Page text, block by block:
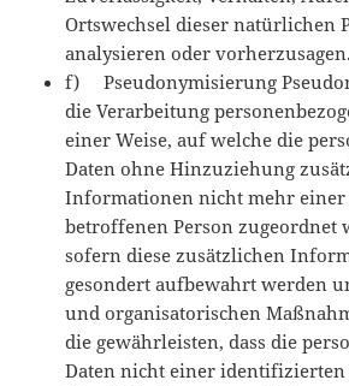
Ortswechsel dieser natürlichen
analysieren oder vorherzusagen.
f) Pseudonymisierung
die Verarbeitung
einer Weise, auf welche die
Daten ohne Hinzuziehung
Informationen nicht mehr einer
betroffenen Person zugeordnet
sofern diese zusätzlichen
gesondert aufbewahrt werden
und organisatorischen
die gewährleisten, dass die
Daten nicht einer identifizierten